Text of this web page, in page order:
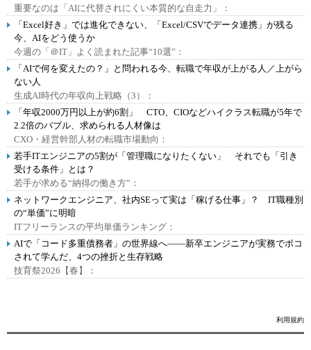
重要なのは「AIに代替されにくい本質的な自走力」：
「Excel好き」では進化できない、「Excel/CSVでデータ連携」が残る
今、AIをどう使うか
今週の「＠IT」よく読まれた記事“10選”：
「AIで何を変えたの？」と問われる今、転職で年収が上がる人／上がら
ない人
生成AI時代の年収向上戦略（3）：
「年収2000万円以上が約6割」 CTO、CIOなどハイクラス転職が5年で
2.2倍のバブル、求められる人材像は
CXO・経営幹部人材の転職市場動向：
若手ITエンジニアの5割が「管理職になりたくない」 それでも「引き
受ける条件」とは？
若手が求める“納得の働き方”：
ネットワークエンジニア、社内SEって実は「稼げる仕事」？ IT職種別
の“単価”に明暗
ITフリーランスの平均単価ランキング：
AIで「コード多重債務者」の世界線へ――新卒エンジニアが実務でボコ
されて学んだ、4つの挫折と生存戦略
技育祭2026【春】：
利用規約